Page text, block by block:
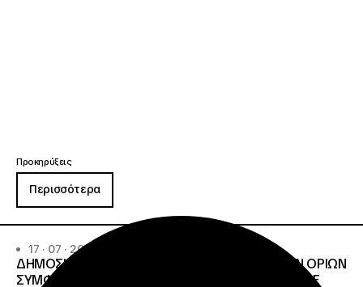
Προκηρύξεις
Περισσότερα
17 · 07 · 2026
ΔΗΜΟΣΙΟΣ ΑΝΟΙΧΤΟΣ ΔΙΑΓΩΝΙΣΜΟΣ ΚΑΤΩ ΤΩΝ ΟΡΙΩΝ
ΣΥΜΦΩΝΑ ΜΕ ΤΟ ΑΡΘΡΟ 107 ΤΟΥ Ν.4412/2016 ΜΕ